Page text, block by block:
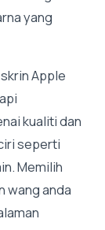
yang
Apple
kualiti dan
seperti
Memilih
wang anda